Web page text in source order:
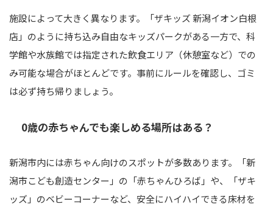
施設によって大きく異なります。「ザキッズ 新潟イオン白根
店」のように持ち込み自由なキッズパークがある一方で、科
学館や水族館では指定された飲食エリア（休憩室など）での
み可能な場合がほとんどです。事前にルールを確認し、ゴミ
は必ず持ち帰りましょう。
0歳の赤ちゃんでも楽しめる場所はある？
新潟市内には赤ちゃん向けのスポットが多数あります。「新
潟市こども創造センター」の「赤ちゃんひろば」や、「ザキ
ッズ」のベビーコーナーなど、安全にハイハイできる床材を